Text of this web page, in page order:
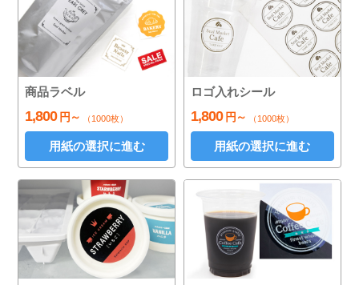
商品ラベル
1,800 円～ （1000枚）
用紙の選択に進む
ロゴ入れシール
1,800 円～ （1000枚）
用紙の選択に進む